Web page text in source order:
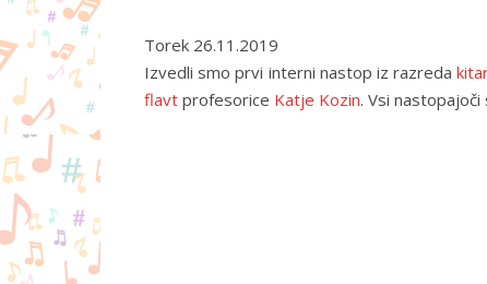
Torek 26.11.2019
Izvedli smo prvi interni nastop iz razreda
flavt profesorice Katje Kozin. Vsi